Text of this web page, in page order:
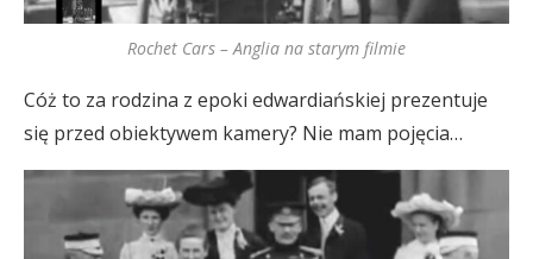
Rochet Cars – Anglia na starym filmie
Cóż to za rodzina z epoki edwardiańskiej prezentuje
się przed obiektywem kamery? Nie mam pojęcia…